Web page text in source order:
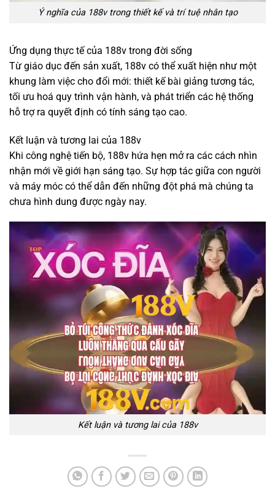
Ý nghĩa của 188v trong thiết kế và trí tuệ nhân tạo
Ứng dụng thực tế của 188v trong đời sống
Từ giáo dục đến sản xuất, 188v có thể xuất hiện như một
khung làm việc cho đổi mới: thiết kế bài giảng tương tác,
tối ưu hoá quy trình vận hành, và phát triển các hệ thống
hỗ trợ ra quyết định có tính sáng tạo cao.
Kết luận và tương lai của 188v
Khi công nghệ tiến bộ, 188v hứa hẹn mở ra các cách nhìn
nhận mới về giới hạn sáng tạo. Sự hợp tác giữa con người
và máy móc có thể dẫn đến những đột phá mà chúng ta
chưa hình dung được ngày nay.
Kết luận và tương lai của 188v